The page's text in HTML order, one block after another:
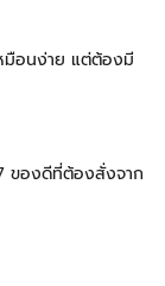
มือนง่าย แต่ต้องมี
ของดีที่ต้องสั่งจาก